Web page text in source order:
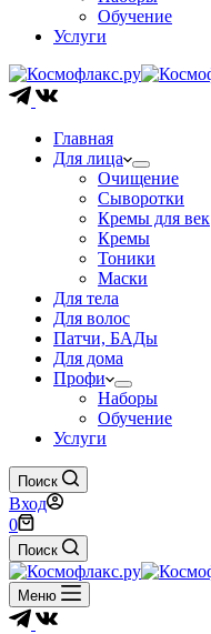
Обучение
Услуги
Главная
Для лица
Очищение
Сыворотки
Кремы для век
Кремы
Тоники
Маски
Для тела
Для волос
Патчи, БАДы
Для дома
Профи
Наборы
Обучение
Услуги
Поиск
Вход
Корзина
0
Поиск
Меню